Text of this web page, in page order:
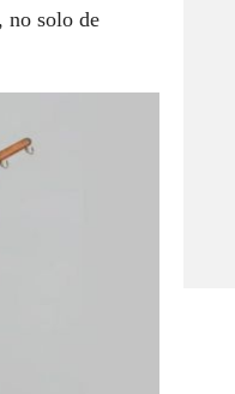
no solo de